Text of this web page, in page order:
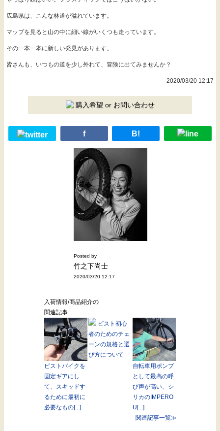
広島県は、こんな林道が溢れています。
マップを見ると山の中に細い線がいくつも走っています。
その一本一本に新しい発見があります。
皆さんも、いつもの道を少し外れて、冒険に出てみませんか？
2020/03/20 12:17
購入希望 or お問い合わせ
f B!
Posted by
竹之下尚士
2020/03/20 12:17
入荷情報/商品紹介の
関連記事
ピストバイクを
固定ギアにし
て、スキッドす
るために最初に
必要なもの[...]
ピスト初心
者のためのチェ
ーンの規格と選
び方について
自転車用ポンプ
として最高の呼
び声が高い、シ
リカのIMPERO
U[...]
関連記事一覧≫